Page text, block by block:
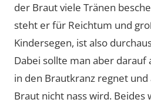
der Braut viele Tränen
steht er für Reichtum und
Kindersegen, ist also
Dabei sollte man aber darauf
in den Brautkranz regnet
Braut nicht nass wird. Beides